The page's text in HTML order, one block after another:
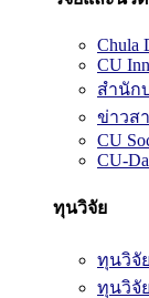
Chula
CU
สำนัก
ข่าวส
CU
CU-
ทุนวิจัย
ทุนวิจัย
ทุนวิจั